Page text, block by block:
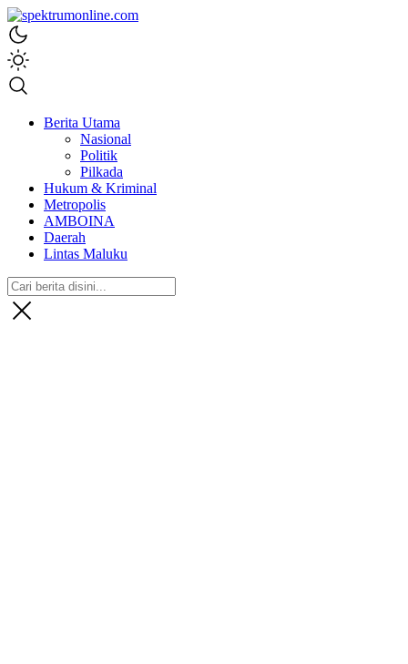
spektrumonline.com
Berita Utama
Nasional
Politik
Pilkada
Hukum & Kriminal
Metropolis
AMBOINA
Daerah
Lintas Maluku